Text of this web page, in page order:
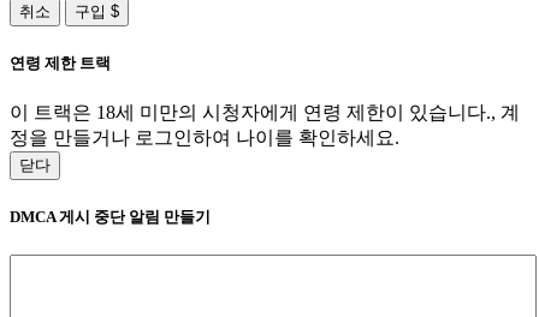
취소 구입 $
연령 제한 트랙
이 트랙은 18세 미만의 시청자에게 연령 제한이 있습니다., 계
정을 만들거나 로그인하여 나이를 확인하세요.
닫다
DMCA 게시 중단 알림 만들기